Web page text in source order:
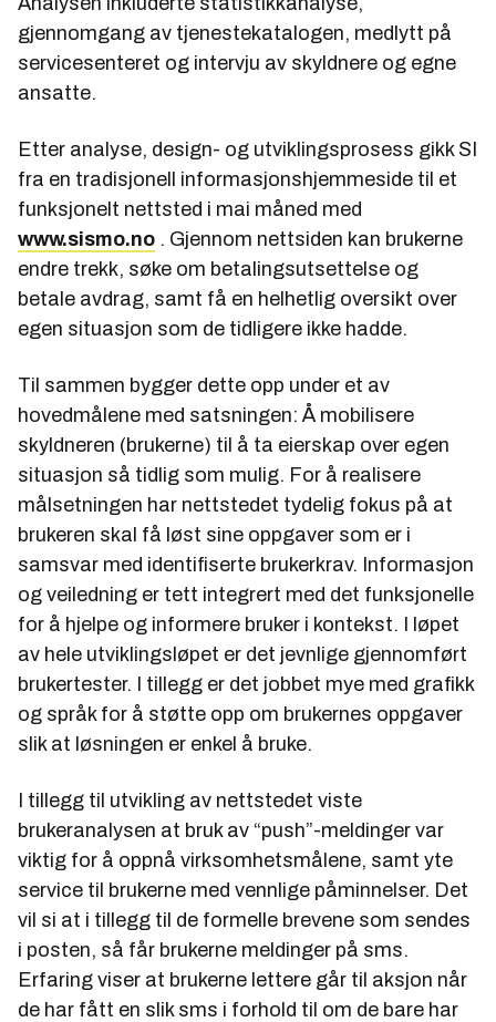
gjennomgang av tjenestekatalogen, medlytt på
servicesenteret og intervju av skyldnere og egne
ansatte.
Etter analyse, design- og utviklingsprosess gikk SI
fra en tradisjonell informasjonshjemmeside til et
funksjonelt nettsted i mai måned med
www.sismo.no . Gjennom nettsiden kan brukerne
endre trekk, søke om betalingsutsettelse og
betale avdrag, samt få en helhetlig oversikt over
egen situasjon som de tidligere ikke hadde.
Til sammen bygger dette opp under et av
hovedmålene med satsningen: Å mobilisere
skyldneren (brukerne) til å ta eierskap over egen
situasjon så tidlig som mulig. For å realisere
målsetningen har nettstedet tydelig fokus på at
brukeren skal få løst sine oppgaver som er i
samsvar med identifiserte brukerkrav. Informasjon
og veiledning er tett integrert med det funksjonelle
for å hjelpe og informere bruker i kontekst. I løpet
av hele utviklingsløpet er det jevnlige gjennomført
brukertester. I tillegg er det jobbet mye med grafikk
og språk for å støtte opp om brukernes oppgaver
slik at løsningen er enkel å bruke.
I tillegg til utvikling av nettstedet viste
brukeranalysen at bruk av “push”-meldinger var
viktig for å oppnå virksomhetsmålene, samt yte
service til brukerne med vennlige påminnelser. Det
vil si at i tillegg til de formelle brevene som sendes
i posten, så får brukerne meldinger på sms.
Erfaring viser at brukerne lettere går til aksjon når
de har fått en slik sms i forhold til om de bare har